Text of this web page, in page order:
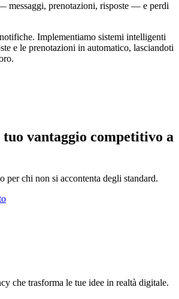
messaggi, prenotazioni, risposte — e perdi
Implementiamo sistemi intelligenti
e le prenotazioni in automatico, lasciandoti
vantaggio competitivo a
per chi non si accontenta degli standard.
che trasforma le tue idee in realtà digitale.